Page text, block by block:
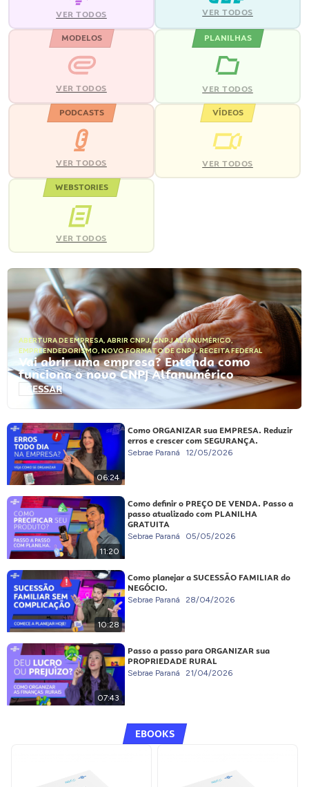
VER TODOS VER TODOS
MODELOS
VER TODOS
PLANILHAS
VER TODOS
PODCASTS
VER TODOS
VÍDEOS
VER TODOS
WEBSTORIES
VER TODOS
ABERTURA DE EMPRESA, ABRIR CNPJ,CNPJ ALFANUMÉRICO,
EMPREENDEDORISMO, NOVO FORMATO DE CNPJ,RECEITA FEDERAL
Vai abrir uma empresa? Entenda como
funciona o novo CNPJ Alfanumérico
ACESSAR
06:24
Como ORGANIZAR sua EMPRESA. Reduzir
erros e crescer com SEGURANÇA.
Sebrae Paraná 12/05/2026
11:20
Como definir o PREÇO DE VENDA. Passo a
passo atualizado com PLANILHA
GRATUITA
Sebrae Paraná 05/05/2026
10:28
Como planejar a SUCESSÃO FAMILIAR do
NEGÓCIO.
Sebrae Paraná 28/04/2026
07:43
Passo a passo para ORGANIZAR sua
PROPRIEDADE RURAL
Sebrae Paraná 21/04/2026
EBOOKS